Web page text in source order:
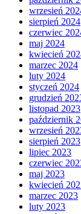
wrzesień
sierpień 2024
czerwiec
maj 2024
kwiecień
marzec 2024
luty 2024
styczeń 2024
grudzień
listopad 2023
październik
wrzesień
sierpień 2023
lipiec 2023
czerwiec
maj 2023
kwiecień
marzec 2023
luty 2023